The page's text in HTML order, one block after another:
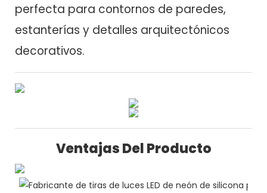
perfecta para contornos de paredes,
estanterías y detalles arquitectónicos
decorativos.
Ventajas Del Producto